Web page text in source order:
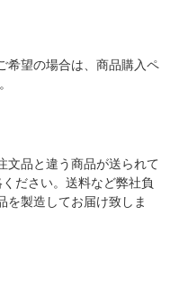
希望の場合は、商品購入ペ
文品と違う商品が送られて
ださい。送料など弊社負
を製造してお届け致しま